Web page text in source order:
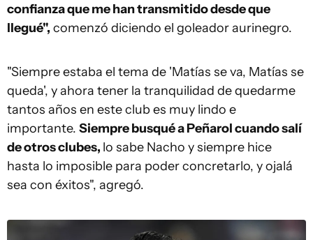
confianza que me han transmitido desde que
llegué", comenzó diciendo el goleador aurinegro.
"Siempre estaba el tema de 'Matías se va, Matías se
queda', y ahora tener la tranquilidad de quedarme
tantos años en este club es muy lindo e
importante. Siempre busqué a Peñarol cuando salí
de otros clubes, lo sabe Nacho y siempre hice
hasta lo imposible para poder concretarlo, y ojalá
sea con éxitos", agregó.